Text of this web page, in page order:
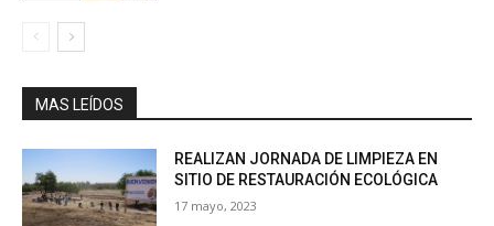
MAS LEÍDOS
REALIZAN JORNADA DE LIMPIEZA EN
SITIO DE RESTAURACIÓN ECOLÓGICA
17 mayo, 2023